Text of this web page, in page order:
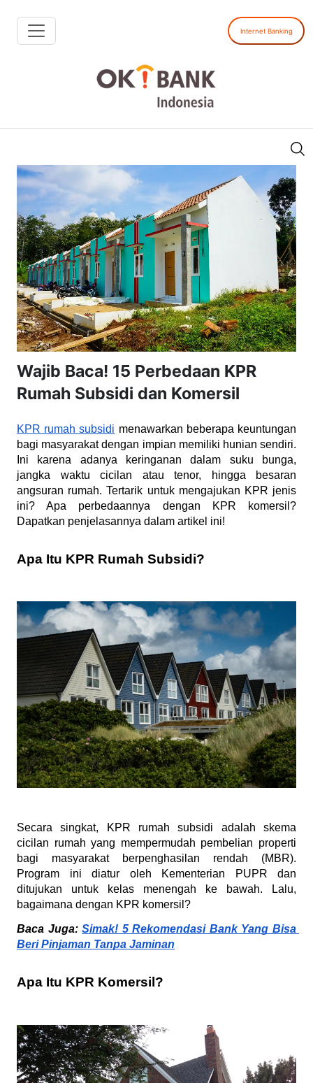
Internet Banking
Wajib Baca! 15 Perbedaan KPR
Rumah Subsidi dan Komersil
KPR rumah subsidi menawarkan beberapa keuntungan
bagi masyarakat dengan impian memiliki hunian sendiri.
Ini karena adanya keringanan dalam suku bunga,
jangka waktu cicilan atau tenor, hingga besaran
angsuran rumah. Tertarik untuk mengajukan KPR jenis
ini? Apa perbedaannya dengan KPR komersil?
Dapatkan penjelasannya dalam artikel ini!
Apa Itu KPR Rumah Subsidi?
Secara singkat, KPR rumah subsidi adalah skema
cicilan rumah yang mempermudah pembelian properti
bagi masyarakat berpenghasilan rendah (MBR).
Program ini diatur oleh Kementerian PUPR dan
ditujukan untuk kelas menengah ke bawah. Lalu,
bagaimana dengan KPR komersil?
Baca Juga: Simak! 5 Rekomendasi Bank Yang Bisa
Beri Pinjaman Tanpa Jaminan
Apa Itu KPR Komersil?